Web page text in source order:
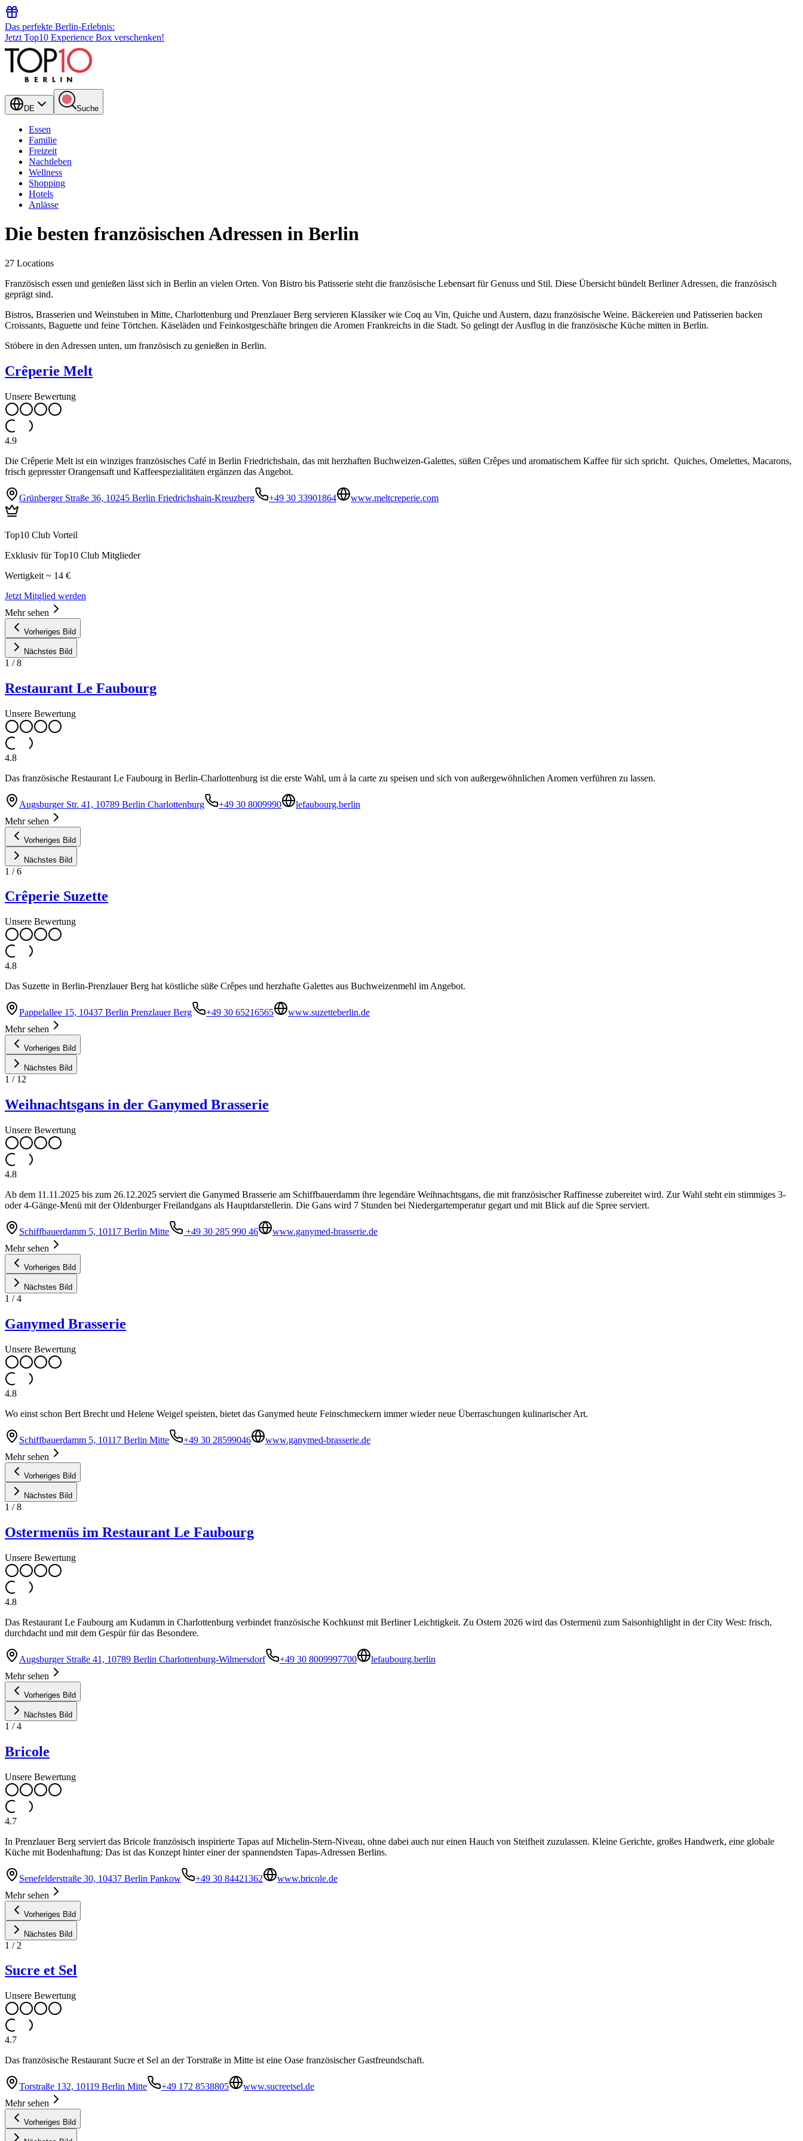
Das perfekte Berlin-Erlebnis:
Jetzt Top10 Experience Box verschenken!
DE Suche
Essen
Familie
Freizeit
Nachtleben
Wellness
Shopping
Hotels
Anlässe
Die besten französischen Adressen in Berlin
27 Locations
Französisch essen und genießen lässt sich in Berlin an vielen Orten. Von Bistro bis Patisserie steht die französische Lebensart für Genuss und Stil. Diese Übersicht bündelt Berliner Adressen, die französisch
geprägt sind.
Bistros, Brasserien und Weinstuben in Mitte, Charlottenburg und Prenzlauer Berg servieren Klassiker wie Coq au Vin, Quiche und Austern, dazu französische Weine. Bäckereien und Patisserien backen
Croissants, Baguette und feine Törtchen. Käseläden und Feinkostgeschäfte bringen die Aromen Frankreichs in die Stadt. So gelingt der Ausflug in die französische Küche mitten in Berlin.
Stöbere in den Adressen unten, um französisch zu genießen in Berlin.
Crêperie Melt
Unsere Bewertung
4.9
Die Crêperie Melt ist ein winziges französisches Café in Berlin Friedrichshain, das mit herzhaften Buchweizen-Galettes, süßen Crêpes und aromatischem Kaffee für sich spricht. Quiches, Omelettes, Macarons,
frisch gepresster Orangensaft und Kaffeespezialitäten ergänzen das Angebot.
Grünberger Straße 36, 10245 Berlin Friedrichshain-Kreuzberg +49 30 33901864 www.meltcreperie.com
Top10 Club Vorteil
Exklusiv für Top10 Club Mitglieder
Wertigkeit ~ 14 €
Jetzt Mitglied werden
Mehr sehen
Vorheriges Bild
Nächstes Bild
1 /8
Restaurant Le Faubourg
Unsere Bewertung
4.8
Das französische Restaurant Le Faubourg in Berlin-Charlottenburg ist die erste Wahl, um à la carte zu speisen und sich von außergewöhnlichen Aromen verführen zu lassen.
Augsburger Str. 41, 10789 Berlin Charlottenburg +49 30 8009990
lefaubourg.berlin
Mehr sehen
Vorheriges Bild
Nächstes Bild
1 /6
Crêperie Suzette
Unsere Bewertung
4.8
Das Suzette in Berlin-Prenzlauer Berg hat köstliche süße Crêpes und herzhafte Galettes aus Buchweizenmehl im Angebot.
Pappelallee 15, 10437 Berlin Prenzlauer Berg +49 30 65216565
www.suzetteberlin.de
Mehr sehen
Vorheriges Bild
Nächstes Bild
1 / 12
Weihnachtsgans in der Ganymed Brasserie
Unsere Bewertung
4.8
Ab dem 11.11.2025 bis zum 26.12.2025 serviert die Ganymed Brasserie am Schiffbauerdamm ihre legendäre Weihnachtsgans, die mit französischer Raffinesse zubereitet wird. Zur Wahl steht ein stimmiges 3-
oder 4-Gänge-Menü mit der Oldenburger Freilandgans als Hauptdarstellerin. Die Gans wird 7 Stunden bei Niedergartemperatur gegart und mit Blick auf die Spree serviert.
Schiffbauerdamm 5, 10117 Berlin Mitte +49 30 285 990 46
www.ganymed-brasserie.de
Mehr sehen
Vorheriges Bild
Nächstes Bild
1 /4
Ganymed Brasserie
Unsere Bewertung
4.8
Wo einst schon Bert Brecht und Helene Weigel speisten, bietet das Ganymed heute Feinschmeckern immer wieder neue Überraschungen kulinarischer Art.
Schiffbauerdamm 5, 10117 Berlin Mitte +49 30 28599046
www.ganymed-brasserie.de
Mehr sehen
Vorheriges Bild
Nächstes Bild
1 /8
Ostermenüs im Restaurant Le Faubourg
Unsere Bewertung
4.8
Das Restaurant Le Faubourg am Kudamm in Charlottenburg verbindet französische Kochkunst mit Berliner Leichtigkeit. Zu Ostern 2026 wird das Ostermenü zum Saisonhighlight in der City West: frisch,
durchdacht und mit dem Gespür für das Besondere.
Augsburger Straße 41, 10789 Berlin Charlottenburg-Wilmersdorf +49 30 8009997700
lefaubourg.berlin
Mehr sehen
Vorheriges Bild
Nächstes Bild
1 /4
Bricole
Unsere Bewertung
4.7
In Prenzlauer Berg serviert das Bricole französisch inspirierte Tapas auf Michelin-Stern-Niveau, ohne dabei auch nur einen Hauch von Steifheit zuzulassen. Kleine Gerichte, großes Handwerk, eine globale
Küche mit Bodenhaftung: Das ist das Konzept hinter einer der spannendsten Tapas-Adressen Berlins.
Senefelderstraße 30, 10437 Berlin Pankow +49 30 84421362
www.bricole.de
Mehr sehen
Vorheriges Bild
Nächstes Bild
1 / 2
Sucre et Sel
Unsere Bewertung
4.7
Das französische Restaurant Sucre et Sel an der Torstraße in Mitte ist eine Oase französischer Gastfreundschaft.
Torstraße 132, 10119 Berlin Mitte +49 172 8538805
www.sucreetsel.de
Mehr sehen
Vorheriges Bild